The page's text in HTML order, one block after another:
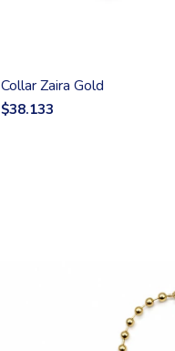
Collar Zaira Gold
$38.133